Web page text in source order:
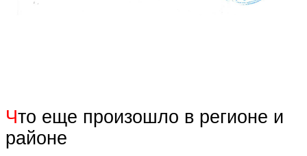
Что еще произошло в регионе и
районе